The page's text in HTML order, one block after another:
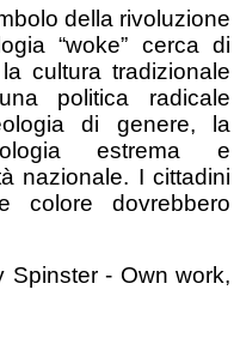
della rivoluzione
“woke” cerca di
cultura tradizionale
politica radicale
di genere, la
estrema e
nazionale. I cittadini
dovrebbero
Spinster - Own work,